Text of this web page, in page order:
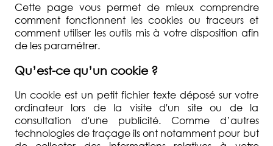
Cette page vous permet de mieux comprendre
comment fonctionnent les cookies ou traceurs et
comment utiliser les outils mis à votre disposition afin
de les paramétrer.
Qu’est-ce qu’un cookie ?
Un cookie est un petit fichier texte déposé sur votre
ordinateur lors de la visite d'un site ou de la
consultation d'une publicité. Comme d’autres
technologies de traçage ils ont notamment pour but